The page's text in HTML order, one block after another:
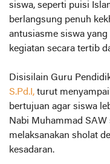
siswa, seperti puisi
berlangsung penuh
antusiasme siswa
kegiatan secara tertib
Disisilain Guru
S.Pd.I, turut
bertujuan agar siswa
Nabi Muhammad
melaksanakan sholat
kesadaran.